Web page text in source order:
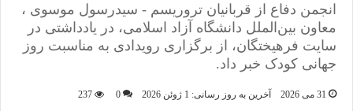
انجمن دفاع از قربانیان تروریسم - سیدرسول موسوی ،
معاون بین‌الملل دانشگاه آزاد اسلامی، در یادداشتی در
سایت فرهیختگان، از برگزاری رویدادی به مناسبت روز
جهانی کودک خبر داد.
31 می 2026 آخرین به روز رسانی: 1 ژوئن 2026 0
237